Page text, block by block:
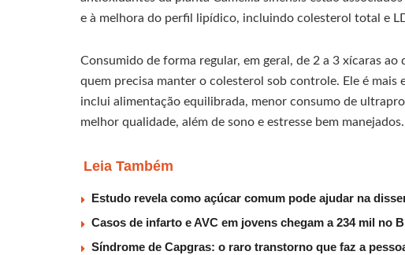
e à melhora do perfil lipídico, incluindo colesterol total e
Consumido de forma regular, em geral, de 2 a 3 xícaras
quem precisa manter o colesterol sob controle. Ele é
inclui alimentação equilibrada, menor consumo de
melhor qualidade, além de sono e estresse bem manejados.
Leia Também
Estudo revela como açúcar comum pode ajudar na
Casos de infarto e AVC em jovens chegam a 234 mil no
Síndrome de Capgras: o raro transtorno que faz a